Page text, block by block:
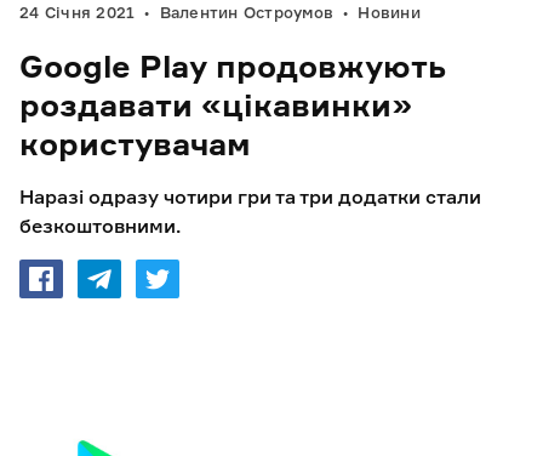
24 Січня 2021 Валентин Остроумов Новини
Google Play продовжують
роздавати «цікавинки»
користувачам
Наразі одразу чотири гри та три додатки стали
безкоштовними.